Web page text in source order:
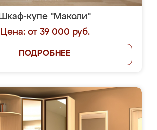
Шкаф-купе "Маколи"
Цена: от 39 000 руб.
ПОДРОБНЕЕ